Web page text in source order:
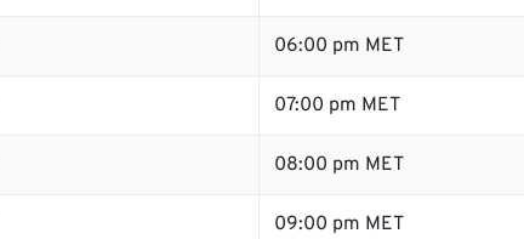
06:00 pm MET
07:00 pm MET
08:00 pm MET
09:00 pm MET